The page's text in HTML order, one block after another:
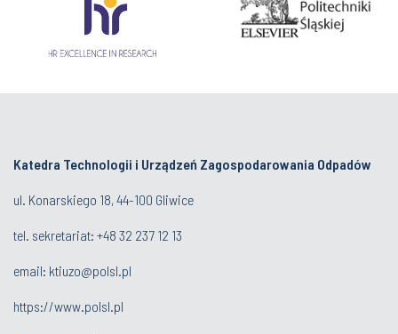
Katedra Technologii i Urządzeń Zagospodarowania Odpadów
ul. Konarskiego 18, 44-100 Gliwice
tel. sekretariat: +48 32 237 12 13
email: ktiuzo@polsl.pl
https://www.polsl.pl